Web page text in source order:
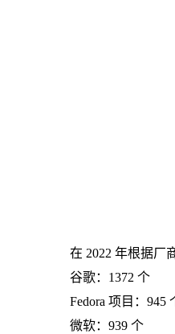
在 2022 年根据厂
谷歌：1372 个
Fedora 项目：945
微软：939 个